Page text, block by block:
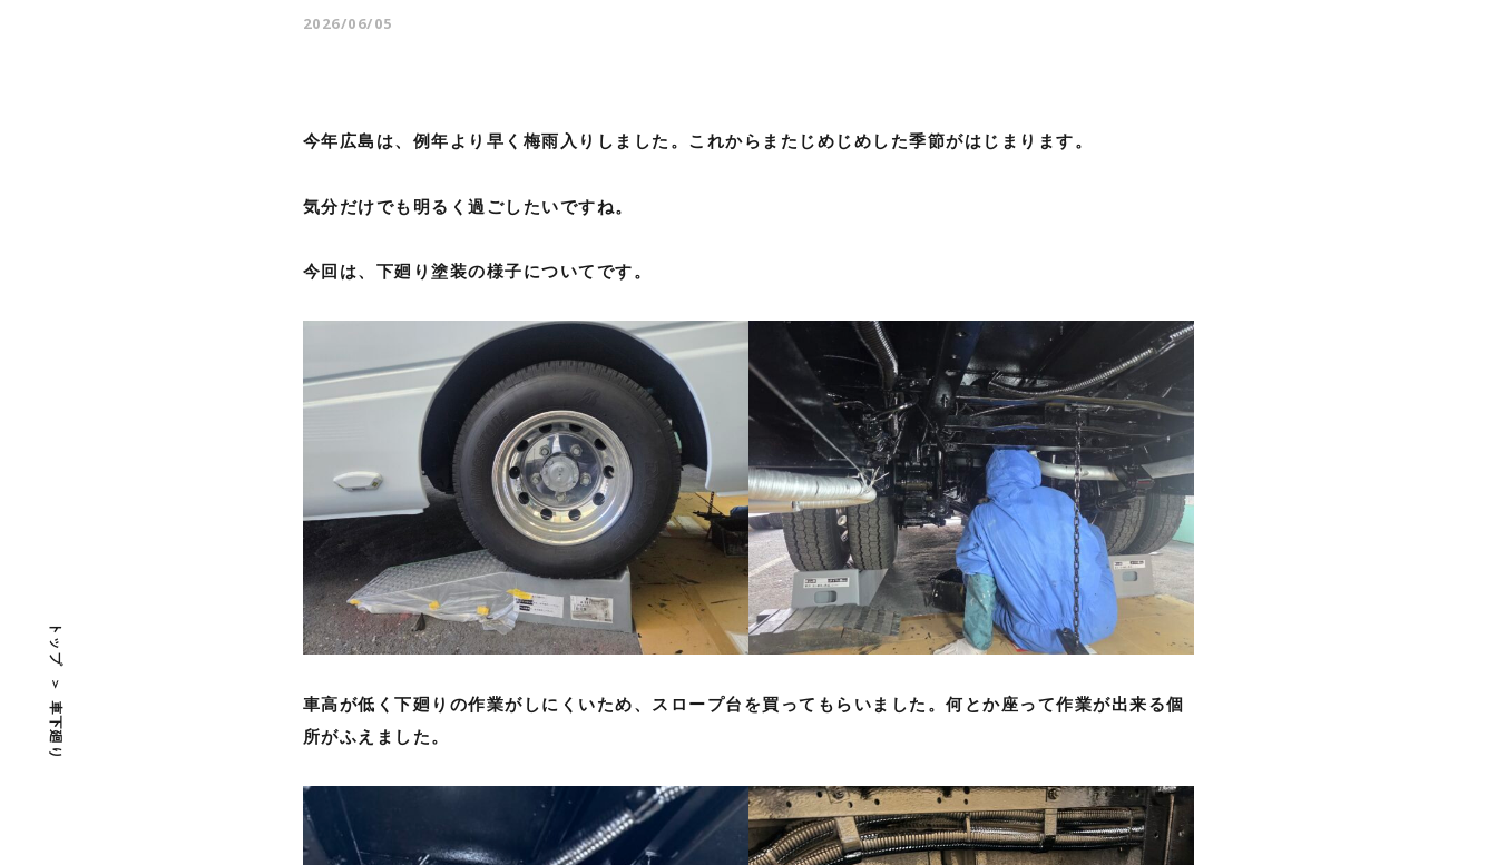
トップ
車下廻り
2026/06/05
今年広島は、例年より早く梅雨入りしました。これからまたじめじめした季節がはじまります。
気分だけでも明るく過ごしたいですね。
今回は、下廻り塗装の様子についてです。
車高が低く下廻りの作業がしにくいため、スロープ台を買ってもらいました。何とか座って作業が出来る個
所がふえました。